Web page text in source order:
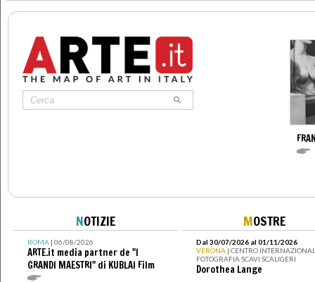
NOTIZIE
ROMA| 06/08/2026
ARTE.it media partner de "I
GRANDI MAESTRI" di KUBLAI Film
MOSTRE
Dal 30/07/2026 al 01/11/2026
VERONA | CENTRO
FOTOGRAFIA SCAVI SCALIGERI
Dorothea Lange